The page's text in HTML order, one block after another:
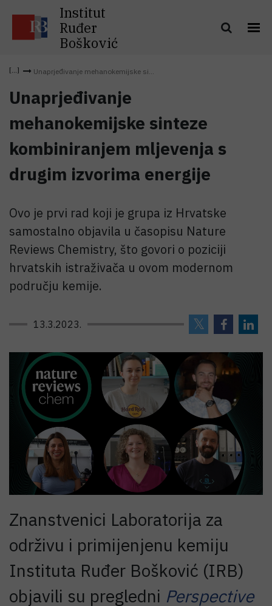
Institut
Ruđer
Bošković
Unaprjeđivanje mehanokemijske si...
Unaprjeđivanje
mehanokemijske sinteze
kombiniranjem mljevenja s
drugim izvorima energije
Ovo je prvi rad koji je grupa iz Hrvatske
samostalno objavila u časopisu Nature
Reviews Chemistry, što govori o poziciji
hrvatskih istraživača u ovom modernom
području kemije.
13.3.2023.
Znanstvenici Laboratorija za
održivu i primijenjenu kemiju
Instituta Ruđer Bošković (IRB)
objavili su pregledni Perspective